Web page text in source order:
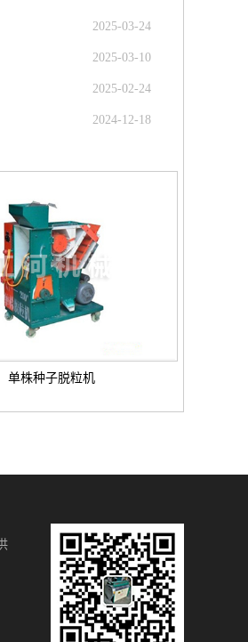
2025-03-24
2025-03-10
2025-02-24
2024-12-18
单株种子脱粒机